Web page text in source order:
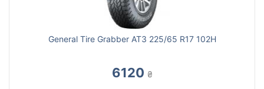
General Tire Grabber AT3 225/65 R17 102H
6120 ₴